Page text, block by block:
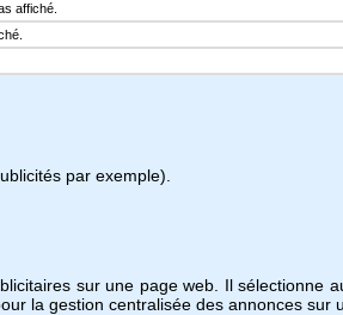
affiché.
par exemple).
sur une page web. Il sélectionne
la gestion centralisée des annonces sur